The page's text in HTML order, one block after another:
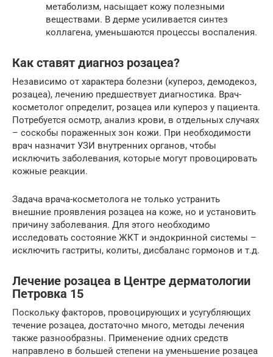
метаболизм, насыщает кожу полезными
веществами. В дерме усиливается синтез
коллагена, уменьшаются процессы воспаления.
Как ставят диагноз розацеа?
Независимо от характера болезни (купероз, демодекоз,
розацеа), лечению предшествует диагностика. Врач-
косметолог определит, розацеа или купероз у пациента.
Потребуется осмотр, анализ крови, в отдельных случаях
– соскобы пораженных зон кожи. При необходимости
врач назначит УЗИ внутренних органов, чтобы
исключить заболевания, которые могут провоцировать
кожные реакции.
Задача врача-косметолога не только устранить
внешние проявления розацеа на коже, но и установить
причину заболевания. Для этого необходимо
исследовать состояние ЖКТ и эндокринной системы –
исключить гастриты, колиты, дисбаланс гормонов и т.д.
Лечение розацеа в Центре дерматологии
Петровка 15
Поскольку факторов, провоцирующих и усугубляющих
течение розацеа, достаточно много, методы лечения
также разнообразны. Применение одних средств
направлено в большей степени на уменьшение розацеа